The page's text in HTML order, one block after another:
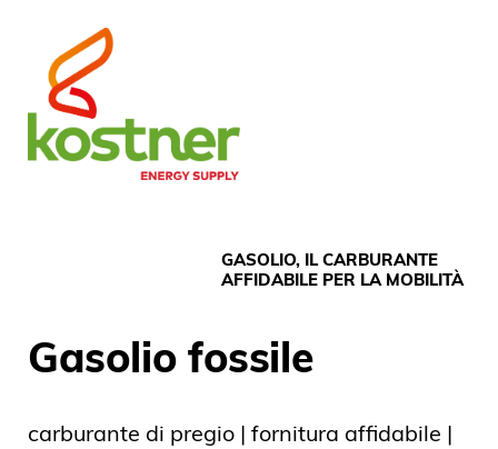
GASOLIO, IL CARBURANTE
AFFIDABILE PER LA MOBILITÀ
Gasolio fossile
carburante di pregio | fornitura affidabile |